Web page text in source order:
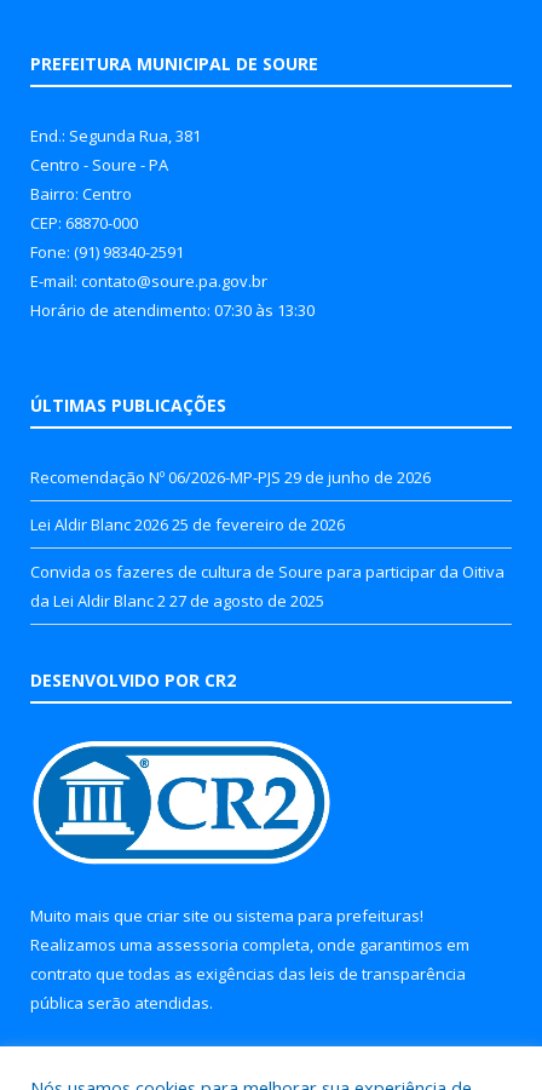
PREFEITURA MUNICIPAL DE SOURE
End.: Segunda Rua, 381
Centro - Soure - PA
Bairro: Centro
CEP: 68870-000
Fone: (91) 98340-2591
E-mail: contato@soure.pa.gov.br
Horário de atendimento: 07:30 às 13:30
ÚLTIMAS PUBLICAÇÕES
Recomendação Nº 06/2026-MP-PJS 29 de junho de 2026
Lei Aldir Blanc 202625 de fevereiro de 2026
Convida os fazeres de cultura de Soure para participar da Oitiva
da Lei Aldir Blanc 227 de agosto de 2025
DESENVOLVIDO POR CR2
Muito mais que criar site ou sistema para prefeituras!
Realizamos uma assessoria completa, onde garantimos em
contrato que todas as exigências das leis de transparência
pública serão atendidas.